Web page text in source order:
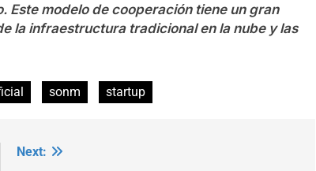
modelo de cooperación tiene un gran
la infraestructura tradicional en la nube y las
sonm startup
Next: